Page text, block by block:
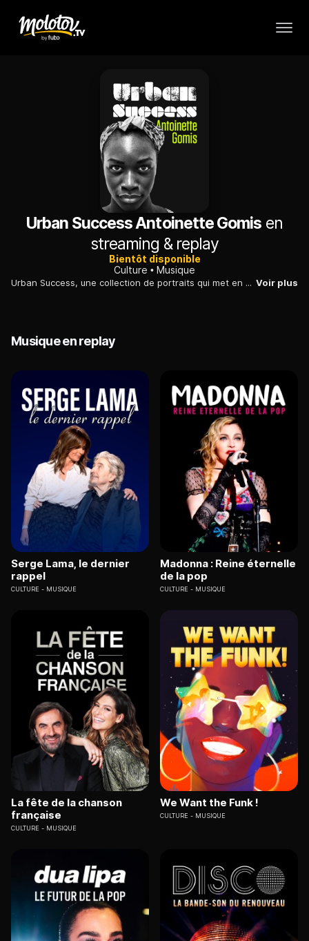
Urban Success Antoinette Gomis en
streaming & replay
Bientôt disponible
Culture
Musique
Urban Success, une collection de portraits qui met en avant la réussite des talents des cultures afro urbaines. Voir plus
Musique en replay
Serge Lama, le dernier
rappel
CULTURE MUSIQUE
Madonna : Reine éternelle
de la pop
CULTURE MUSIQUE
La fête de la chanson
française
CULTURE MUSIQUE
We Want the Funk !
CULTURE MUSIQUE